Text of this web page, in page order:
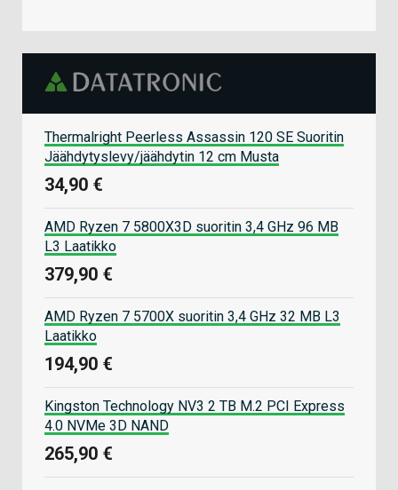
Thermalright Peerless Assassin 120 SE Suoritin
Jäähdytyslevy/jäähdytin 12 cm Musta
34,90 €
AMD Ryzen 7 5800X3D suoritin 3,4 GHz 96 MB
L3 Laatikko
379,90 €
AMD Ryzen 7 5700X suoritin 3,4 GHz 32 MB L3
Laatikko
194,90 €
Kingston Technology NV3 2 TB M.2 PCI Express
4.0 NVMe 3D NAND
265,90 €